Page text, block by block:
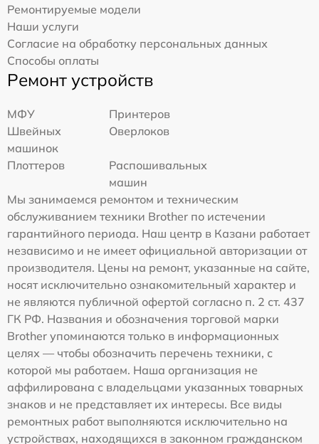
Ремонтируемые модели
Наши услуги
Согласие на обработку персональных данных
Способы оплаты
Ремонт устройств
МФУ
Принтеров
Швейных
машинок
Оверлоков
Плоттеров
Распошивальных
машин
Мы занимаемся ремонтом и техническим
обслуживанием техники Brother по истечении
гарантийного периода. Наш центр в Казани работает
независимо и не имеет официальной авторизации от
производителя. Цены на ремонт, указанные на сайте,
носят исключительно ознакомительный характер и
не являются публичной офертой согласно п. 2 ст. 437
ГК РФ. Названия и обозначения торговой марки
Brother упоминаются только в информационных
целях — чтобы обозначить перечень техники, с
которой мы работаем. Наша организация не
аффилирована с владельцами указанных товарных
знаков и не представляет их интересы. Все виды
ремонтных работ выполняются исключительно на
устройствах, находящихся в законном гражданском